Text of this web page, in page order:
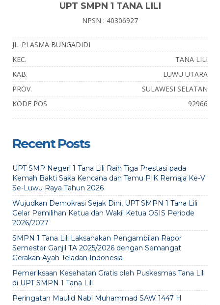
UPT SMPN 1 TANA LILI
NPSN : 40306927
JL. PLASMA BUNGADIDI
KEC.
TANA LILI
KAB.
LUWU UTARA
PROV.
SULAWESI SELATAN
KODE POS
92966
Recent Posts
UPT SMP Negeri 1 Tana Lili Raih Tiga Prestasi pada
Kemah Bakti Saka Kencana dan Temu PIK Remaja Ke-V
Se-Luwu Raya Tahun 2026
Wujudkan Demokrasi Sejak Dini, UPT SMPN 1 Tana Lili
Gelar Pemilihan Ketua dan Wakil Ketua OSIS Periode
2026/2027
SMPN 1 Tana Lili Laksanakan Pengambilan Rapor
Semester Ganjil TA 2025/2026 dengan Semangat
Gerakan Ayah Teladan Indonesia
Pemeriksaan Kesehatan Gratis oleh Puskesmas Tana Lili
di UPT SMPN 1 Tana Lili
Peringatan Maulid Nabi Muhammad SAW 1447 H